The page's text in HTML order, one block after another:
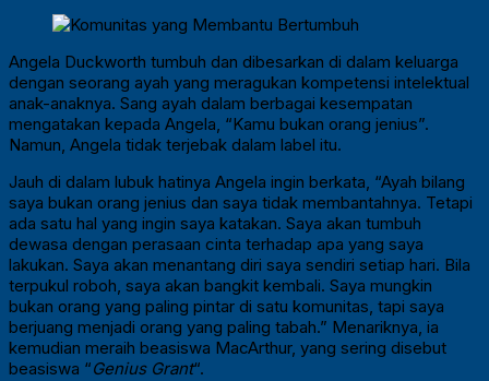
Angela Duckworth tumbuh dan dibesarkan di dalam keluarga
dengan seorang ayah yang meragukan kompetensi intelektual
anak-anaknya. Sang ayah dalam berbagai kesempatan
mengatakan kepada Angela, “Kamu bukan orang jenius”.
Namun, Angela tidak terjebak dalam label itu.
Jauh di dalam lubuk hatinya Angela ingin berkata, “Ayah bilang
saya bukan orang jenius dan saya tidak membantahnya. Tetapi
ada satu hal yang ingin saya katakan. Saya akan tumbuh
dewasa dengan perasaan cinta terhadap apa yang saya
lakukan. Saya akan menantang diri saya sendiri setiap hari. Bila
terpukul roboh, saya akan bangkit kembali. Saya mungkin
bukan orang yang paling pintar di satu komunitas, tapi saya
berjuang menjadi orang yang paling tabah.” Menariknya, ia
kemudian meraih beasiswa MacArthur, yang sering disebut
beasiswa “Genius Grant“.